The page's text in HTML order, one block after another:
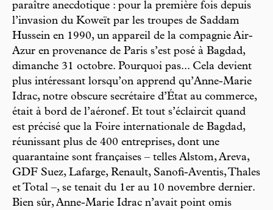
paraître anecdotique : pour la première fois depuis
l’invasion du Koweït par les troupes de Saddam
Hussein en 1990, un appareil de la compagnie Air-
Azur en provenance de Paris s’est posé à Bagdad,
dimanche 31 octobre. Pourquoi pas... Cela devient
plus intéressant lorsqu’on apprend qu’Anne-Marie
Idrac, notre obscure secrétaire d’État au commerce,
était à bord de l’aéronef. Et tout s’éclaircit quand
est précisé que la Foire internationale de Bagdad,
réunissant plus de 400 entreprises, dont une
quarantaine sont françaises – telles Alstom, Areva,
GDF Suez, Lafarge, Renault, Sanofi-Aventis, Thales
et Total –, se tenait du 1er au 10 novembre dernier.
Bien sûr, Anne-Marie Idrac n’avait point omis